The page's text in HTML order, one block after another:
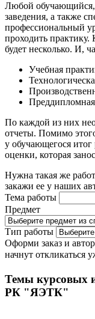
Любой обучающийся,
заведения, а также
профессиональный
проходить практику.
будет несколько. И,
Учебная
По каждой из них
отчеты. Помимо
у обучающегося
оценки, которая
Нужна такая же
закажи ее у наших
Тема работы
Предмет
Тип работы
Оформи заказ и
начнут откликаться
Темы курсовых
РК "ЯЭТК"